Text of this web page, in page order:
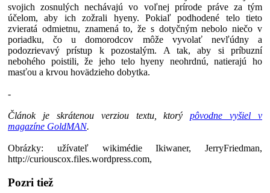
svojich zosnulých nechávajú vo voľnej prírode práve za tým
účelom, aby ich zožrali hyeny. Pokiaľ podhodené telo tieto
zvieratá odmietnu, znamená to, že s dotyčným nebolo niečo v
poriadku, čo u domorodcov môže vyvolať nevľúdny a
podozrievavý prístup k pozostalým. A tak, aby si príbuzní
nebohého poistili, že jeho telo hyeny neohrdnú, natierajú ho
masťou a krvou hovädzieho dobytka.
-
Článok je skrátenou verziou textu, ktorýpôvodne vyšiel v
magazíne GoldMAN.
Obrázky: užívateľ wikimédie Ikiwaner, JerryFriedman,
http://curiouscox.files.wordpress.com,
Pozri tiež